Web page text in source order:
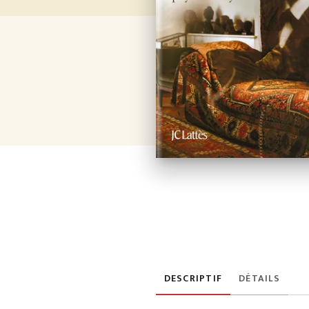
DESCRIPTIF DÉTAILS